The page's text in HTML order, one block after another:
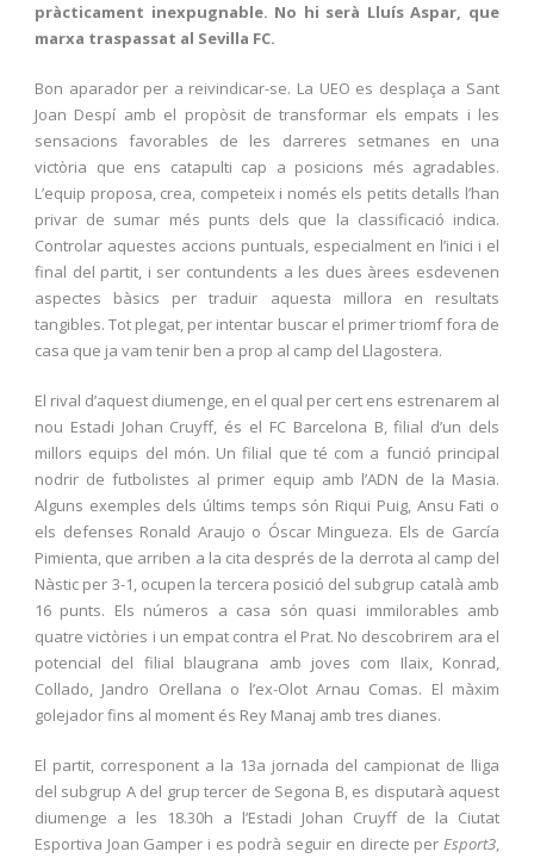
pràcticament inexpugnable. No hi serà Lluís Aspar, que
marxa traspassat al Sevilla FC.
Bon aparador per a reivindicar-se. La UEO es desplaça a Sant
Joan Despí amb el propòsit de transformar els empats i les
sensacions favorables de les darreres setmanes en una
victòria que ens catapulti cap a posicions més agradables.
L’equip proposa, crea, competeix i només els petits detalls l’han
privar de sumar més punts dels que la classificació indica.
Controlar aquestes accions puntuals, especialment en l’inici i el
final del partit, i ser contundents a les dues àrees esdevenen
aspectes bàsics per traduir aquesta millora en resultats
tangibles. Tot plegat, per intentar buscar el primer triomf fora de
casa que ja vam tenir ben a prop al camp del Llagostera.
El rival d’aquest diumenge, en el qual per cert ens estrenarem al
nou Estadi Johan Cruyff, és el FC Barcelona B, filial d’un dels
millors equips del món. Un filial que té com a funció principal
nodrir de futbolistes al primer equip amb l’ADN de la Masia.
Alguns exemples dels últims temps són Riqui Puig, Ansu Fati o
els defenses Ronald Araujo o Óscar Mingueza. Els de García
Pimienta, que arriben a la cita després de la derrota al camp del
Nàstic per 3-1, ocupen la tercera posició del subgrup català amb
16 punts. Els números a casa són quasi immilorables amb
quatre victòries i un empat contra el Prat. No descobrirem ara el
potencial del filial blaugrana amb joves com Ilaix, Konrad,
Collado, Jandro Orellana o l’ex-Olot Arnau Comas. El màxim
golejador fins al moment és Rey Manaj amb tres dianes.
El partit, corresponent a la 13a jornada del campionat de lliga
del subgrup A del grup tercer de Segona B, es disputarà aquest
diumenge a les 18.30h a l’Estadi Johan Cruyff de la Ciutat
Esportiva Joan Gamper i es podrà seguir en directe per Esport3,